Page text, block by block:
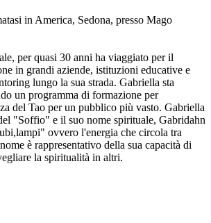
in America, Sedona, presso Mago
per quasi 30 anni ha viaggiato per il
in grandi aziende, istituzioni educative e
lungo la sua strada. Gabriella sta
un programma di formazione per
del Tao per un pubblico più vasto. Gabriella
"Soffio" e il suo nome spirituale, Gabridahn
ovvero l'energia che circola tra
è rappresentativo della sua capacità di
la spiritualità in altri.